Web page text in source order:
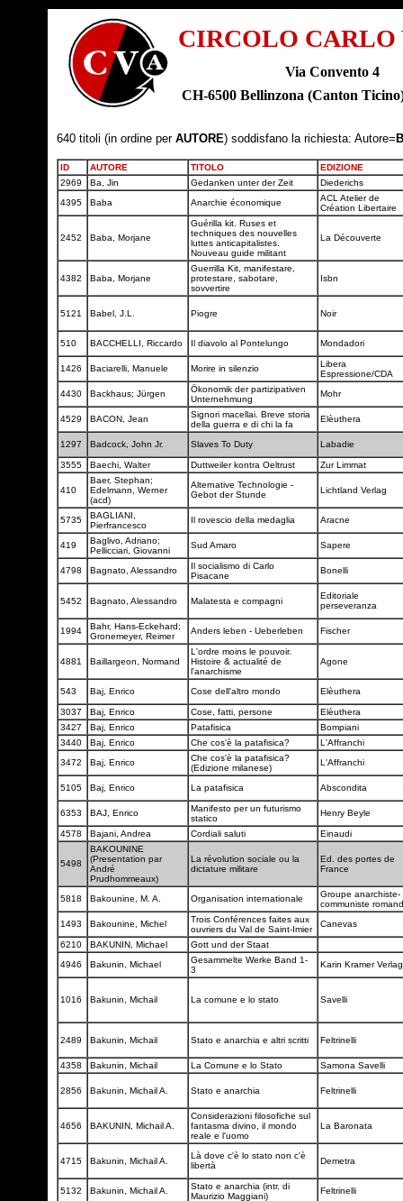
CIRCOLO CARLO
Via Convento 4
CH-6500 Bellinzona (Canton
640 titoli (in ordine per AUTORE) soddisfano la richiesta: Autore=
ID AUTORE TITOLO
EDIZIONE
2969
Ba, Jin Gedanken unter der Zeit
Diederichs
4395
Baba Anarchie économique
ACL Atelier de
Création Libertaire
2452 Baba, Morjane
Guérilla kit. Ruses et
techniques des nouvelles
luttes anticapitalistes.
Nouveau guide militant
La Découverte
4382 Baba, Morjane
Guerrilla Kit, manifestare,
protestare, sabotare,
sovvertire
Isbn
5121 Babel, J.L. Piogre Noir
510 BACCHELLI, Riccardo Il diavolo al Pontelungo Mondadori
1426 Baciarelli, Manuele Morire in silenzio
Libera
Espressione/CDA
4430
Backhaus; Jürgen
Ökonomik der partizipativen
Unternehmung
Mohr
4529 BACON, Jean
Signori macellai. Breve storia
della guerra e di chi la fa
Elèuthera
1297 Badcock, John Jr. Slaves To Duty Labadie
3555 Baechi, Walter Duttweiler kontra Oeltrust Zur Limmat
410
Baer, Stephan;
Edelmann, Werner
(acd)
Alternative Technologie -
Gebot der Stunde
Lichtland Verlag
5735
BAGLIANI,
Pierfrancesco
Il rovescio della medaglia Aracne
419
Baglivo, Adriano;
Pellicciari, Giovanni
Sud Amaro Sapere
4798 Bagnato, Alessandro
Il socialismo di Carlo
Pisacane
Bonelli
5452 Bagnato, Alessandro Malatesta e compagni
Editoriale
perseveranza
1994
Bahr, Hans-Eckehard;
Gronemeyer, Reimer
Anders leben - Ueberleben Fischer
4881 Baillargeon, Normand
L'ordre moins le pouvoir.
Histoire & actualité de
l'anarchisme
Agone
543 Baj, Enrico Cose dell'altro mondo Elèuthera
3037 Baj, Enrico Cose, fatti, persone
Elèuthera
3427
Baj, Enrico Patafisica
Bompiani
3440
Baj, Enrico Che cos'è la patafisica?
L'Affranchi
3472
Baj, Enrico
Che cos'è la patafisica?
(Edizione milanese)
L'Affranchi
5105 Baj, Enrico La patafisica Abscondita
6353 BAJ, Enrico
Manifesto per un futurismo
statico
Henry Beyle
4578 Bajani, Andrea Cordiali saluti Einaudi
5498
BAKOUNINE
(Presentation par
André
Prudhommeaux)
La révolution sociale ou la
dictature militare
Ed. des portes de
France
5818 Bakounine, M. A. Organisation internationale
Groupe anarchiste-
communiste
1493
Bakounine, Michel
Trois Conférences faites aux
ouvriers du Val de Saint-Imier
Canevas
6210 BAKUNIN, Michael
Gott und der Staat
4946
Bakunin, Michael
Gesammelte Werke Band 1-
3
Karin Kramer
1016 Bakunin, Michail La comune e lo stato Savelli
2489 Bakunin, Michail Stato e anarchia e altri scritti Feltrinelli
4358 Bakunin, Michail La Comune e lo Stato Samona Savelli
2856 Bakunin, Michail A. Stato e anarchia Feltrinelli
4656 BAKUNIN, Michail A.
Considerazioni filosofiche sul
fantasma divino, il mondo
reale e l'uomo
La Baronata
4715 Bakunin, Michail A.
Là dove c'è lo stato non c'è
libertà
Demetra
5132 Bakunin, Michail A.
Stato e anarchia (intr. di
Maurizio Maggiani)
Feltrinelli